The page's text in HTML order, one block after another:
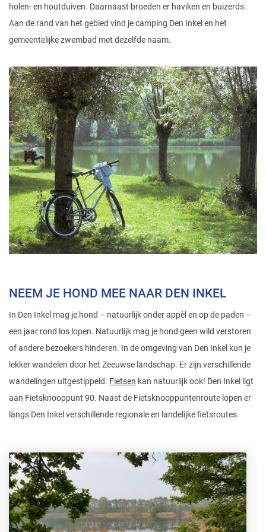
holen- en houtduiven. Daarnaast broeden er haviken en buizerds.
Aan de rand van het gebied vind je camping Den Inkel en het
gemeentelijke zwembad met dezelfde naam.
NEEM JE HOND MEE NAAR DEN INKEL
In Den Inkel mag je hond – natuurlijk onder appèl en op de paden –
een jaar rond los lopen. Natuurlijk mag je hond geen wild verstoren
of andere bezoekers hinderen. In de omgeving van Den Inkel kun je
lekker wandelen door het Zeeuwse landschap. Er zijn verschillende
wandelingen uitgestippeld. Fietsen kan natuurlijk ook! Den Inkel ligt
aan Fietsknooppunt 90. Naast de Fietsknooppuntenroute lopen er
langs Den Inkel verschillende regionale en landelijke fietsroutes.